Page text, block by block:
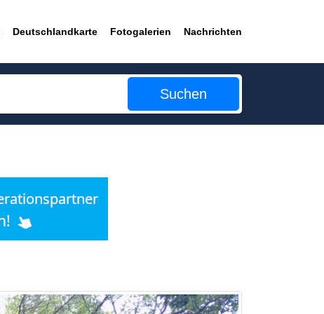
Deutschlandkarte Fotogalerien Nachrichten
Suchen